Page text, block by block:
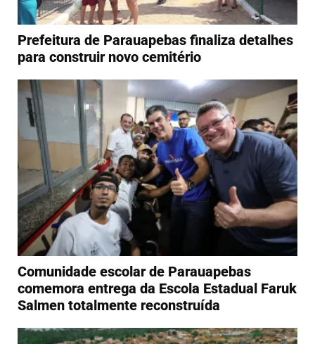
Prefeitura de Parauapebas finaliza detalhes
para construir novo cemitério
Comunidade escolar de Parauapebas
comemora entrega da Escola Estadual Faruk
Salmen totalmente reconstruída